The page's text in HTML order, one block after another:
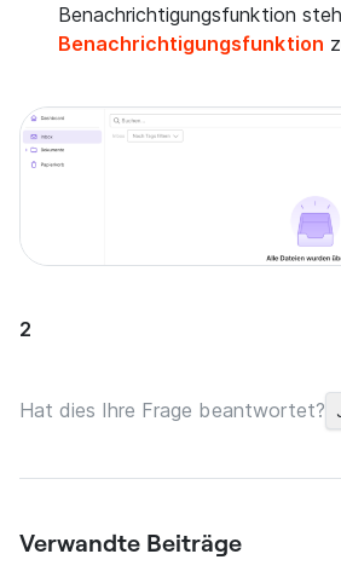
Benachrichtigungsfunktion
Benachrichtigungsfunktion
2
Hat dies Ihre Frage beantwortet?
Verwandte Beiträge